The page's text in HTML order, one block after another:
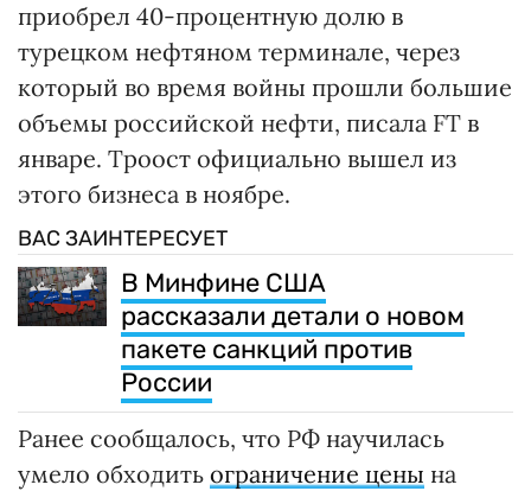
приобрел 40-процентную долю в
турецком нефтяном терминале, через
который во время войны прошли большие
объемы российской нефти, писала FT в
январе. Троост официально вышел из
этого бизнеса в ноябре.
ВАС ЗАИНТЕРЕСУЕТ
В Минфине США
рассказали детали о новом
пакете санкций против
России
Ранее сообщалось, что РФ научилась
умело обходить ограничение цены на